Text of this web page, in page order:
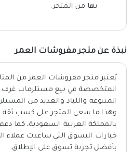
بها من المتجر.
نبذة عن متجر مفروشات العمر
يُعتبر متجر مفروشات العمر من
المتخصصة في بيع مستلزمات غرف
المتنوعة واللباد والعديد من
وهذا ما سعى المتجر على كسب ثقة
بالمملكة العربية السعودية، كما
خيارات التسوق التي ساعدت عملاء
بأفضل تجربة تسوق على الإطلاق.